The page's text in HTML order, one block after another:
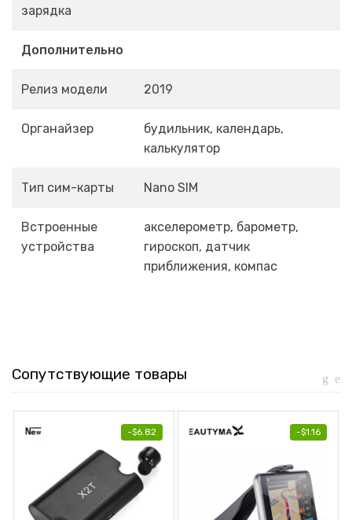
зарядка
Дополнительно
Релиз модели 2019
Органайзер
будильник, календарь,
калькулятор
Тип сим-карты Nano SIM
Встроенные
устройства
акселерометр, барометр,
гироскоп, датчик
приближения, компас
Сопутствующие товары
-$6.82 -$1.16